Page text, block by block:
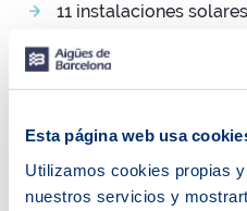
Esta página web usa
Utilizamos cookies propias
nuestros servicios y
11 instalaciones
exclusivamente a la
ETAP de Sant Joan